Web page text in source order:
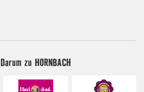
Darum zu HORNBACH